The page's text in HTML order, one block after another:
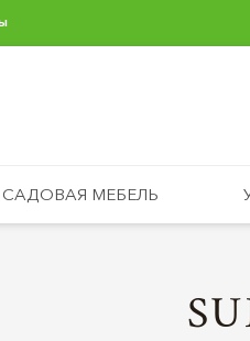
САДОВАЯ МЕБЕЛЬ